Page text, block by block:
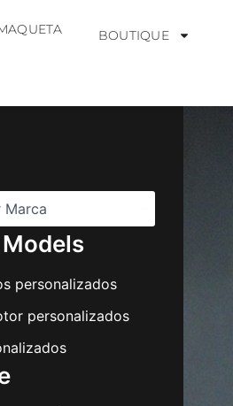
BOUTIQUE
personalizados
personalizados